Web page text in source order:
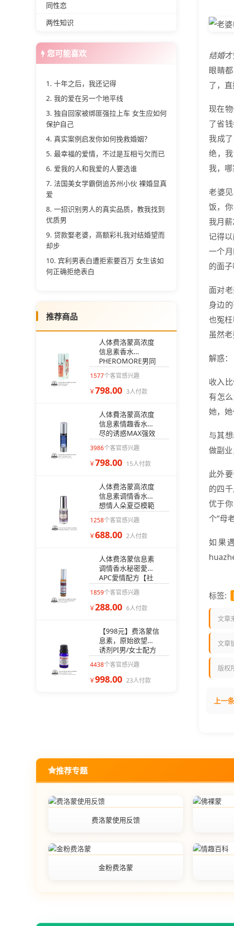
同性恋
两性知识
您可能喜欢
1. 十年之后，我还记得
2. 我的爱在另一个地平线
3. 独自回家被绑匪强拉上车 女生应如何
保护自己
4. 真实案例启发你如何挽救婚姻？
5. 最幸福的爱情，不过是互相亏欠而已
6. 爱我的人和我爱的人要选谁
7. 法国美女学霸倒追苏州小伙 裸婚显真
爱
8. 一招识别男人的真实品质，教我找到
优质男
9. 贷款娶老婆，高额彩礼我对结婚望而
却步
10. 宾利男表白遭拒索要百万 女生该如
何正确拒绝表白
推荐商品
人体费洛蒙高浓度
信息素香水
PHEROMORE男同
配方爱情的荷尔蒙
感情加温【GAY男
同无香款】
1577个客官感兴趣
￥798.00 3人付款
人体費洛蒙高浓度
信息素情趣香水无
尽的诱惑MAX强效
配方，【夜场人士
专用】
3986个客官感兴趣
￥798.00 15人付款
人体费洛蒙高浓度
信息素调情香水理
想情人朵夏亞模範
戀人配方【恋人相
亲约会专用】
1258个客官感兴趣
￥688.00 2人付款
人体费洛蒙信息素
调情香水秘密愛神
APC愛情配方【社
交型】
1859个客官感兴趣
￥288.00 6人付款
【998元】费洛蒙信
息素，原始欲望引
诱剂PI男/女士配方
之爱情选择权（无
香型）
4438个客官感兴趣
￥998.00 23人付款
结婚
眼睛
了，
现在
了省
我成
绝，
我，哪
老婆
饭，
我月
记得
一个
的面
面对
身边
也冤
虽然
解惑：
收入
有怎
她，
与其
做副
此外
的四
优于
个“母
如果
标签:
文章
文章
版权
上一条
推荐专题
费洛蒙使用反馈
金粉费洛蒙